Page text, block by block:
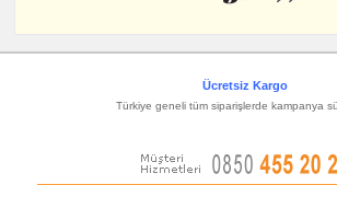
Ücretsiz Kargo
Türkiye geneli tüm siparişlerde kampanya